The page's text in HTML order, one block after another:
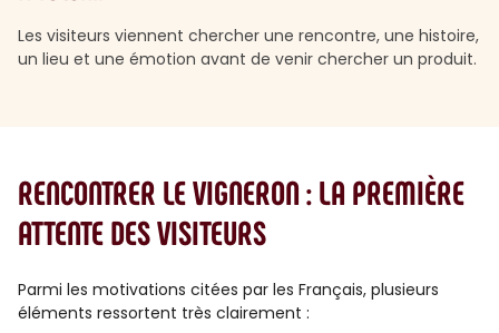
Les visiteurs viennent chercher une rencontre, une histoire,
un lieu et une émotion avant de venir chercher un produit.
RENCONTRER LE VIGNERON : LA PREMIÈRE
ATTENTE DES VISITEURS
Parmi les motivations citées par les Français, plusieurs
éléments ressortent très clairement :